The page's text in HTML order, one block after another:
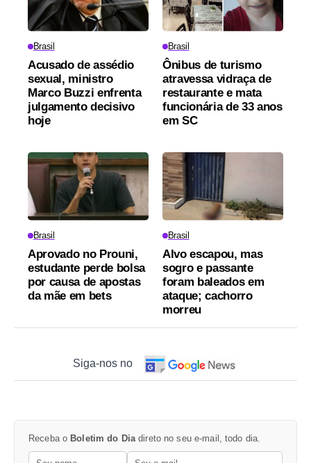
Brasil
Acusado de assédio
sexual, ministro
Marco Buzzi enfrenta
julgamento decisivo
hoje
Brasil
Ônibus de turismo
atravessa vidraça de
restaurante e mata
funcionária de 33 anos
em SC
Brasil
Aprovado no Prouni,
estudante perde bolsa
por causa de apostas
da mãe em bets
Brasil
Alvo escapou, mas
sogro e passante
foram baleados em
ataque; cachorro
morreu
Siga-nos no
Receba o Boletim do Dia direto no seu e-mail, todo dia.